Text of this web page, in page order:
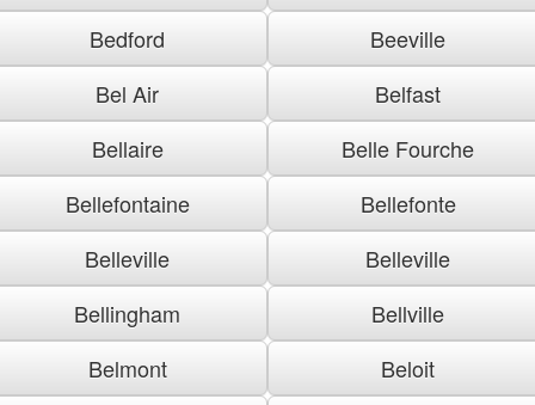
Bedford
Beeville
Bel Air
Belfast
Bellaire
Belle Fourche
Bellefontaine
Bellefonte
Belleville
Belleville
Bellingham
Bellville
Belmont
Beloit